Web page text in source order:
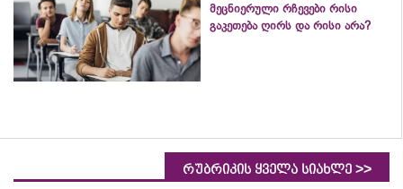
მეცნიერული რჩევები რისი
გაკეთება ღირს და რისი არა?
რუბრიკის ყველა სიახლე >>